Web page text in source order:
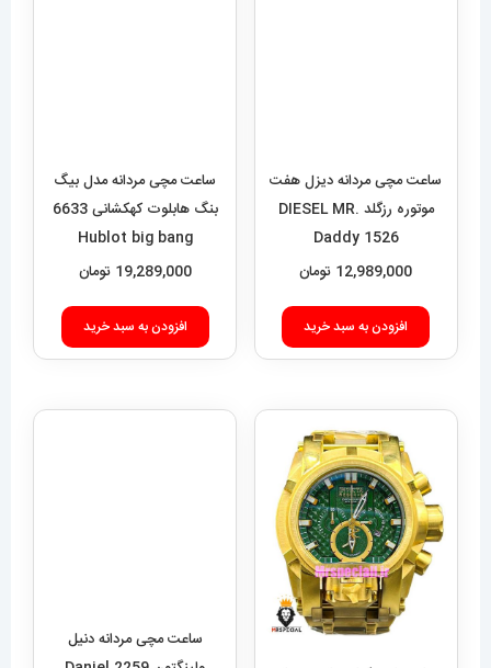
12,989,000 تومان
افزودن به سبد خرید
ساعت مچی مردانه مدل بیگ
بنگ هابلوت کهکشانی 6633
Hublot big bang
19,289,000 تومان
افزودن به سبد خرید
ساعت مچی مردانه دنیل